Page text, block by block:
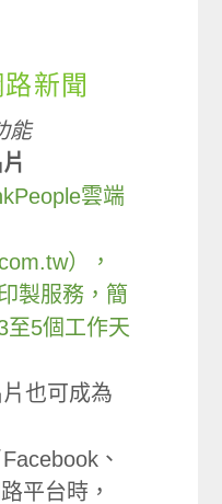
新聞
能
雲端
），
製服務，簡
至5個工作天
也可成為
、
平台時，